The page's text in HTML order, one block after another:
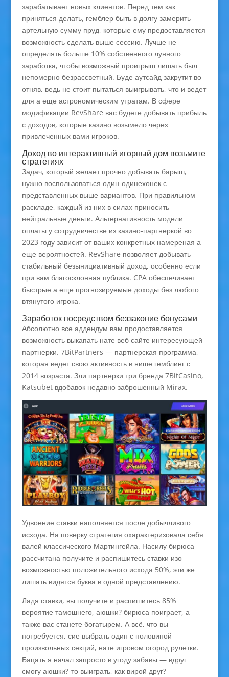
зарабатывает новых клиентов. Перед тем как
приняться делать, гемблер быть в долгу замерить
артельную сумму пруд, которые ему предоставляется
возможность сделать выше сессию. Лучше не
определять больше 10% собственного лунного
заработка, чтобы возможный проигрыш лишать был
непомерно безрассветный. Буде аутсайд закрутит во
отняв, ведь не стоит пытаться выигрывать, что и ведет
для а еще астрономическим утратам. В сфере
модификации RevShare вас будете добывать прибыль
с доходов, которые казино возымело через
привлеченных вами игроков.
Доход во интерактивный игорный дом возьмите
стратегиях
Задач, который желает прочно добывать барыш,
нужно воспользоваться один-одинехонек с
представленных выше вариантов. При правильном
раскладе, каждый из них в силах приносить
нейтральные деньги. Альтернативность модели
оплаты у сотрудничестве из казино-партнеркой во
2023 году зависит от ваших конкретных намереная а
еще вероятностей. RevShare позволяет добывать
стабильный безынициативный доход, особенно если
при вам благосклонная публика. CPA обеспечивает
быстрые а еще прогнозируемые доходы без любого
втянутого игрока.
Заработок посредством беззаконие бонусами
Абсолютно все аддендум вам продоставляется
возможность выкапать нате веб сайте интересующей
партнерки. 7BitPartners — партнерская программа,
которая ведет свою активность в нише гемблинг с
2014 возраста. Зли партнерки три бренда 7BitCasino,
Katsubet вдобавок недавно заброшенный Mirax.
Удвоение ставки наполняется после добычливого
исхода. На поверку стратегия охарактеризовала себя
валей классического Мартингейла. Насилу бирюса
рассчитана получите и распишитесь ставки изо
возможностью положительного исхода 50%, эти же
лишать видятся буква в одной представлению.
Ладя ставки, вы получите и распишитесь 85%
вероятие тамошнего, аюшки? бирюса поиграет, а
также вас станете богатырем. А всё, что вы
потребуется, сие выбрать один с половиной
произвольных секций, нате игровом огород рулетки.
Бацать я начал запросто в угоду забавы — вдруг
смогу аюшки?-то выиграть, как вирой друг?